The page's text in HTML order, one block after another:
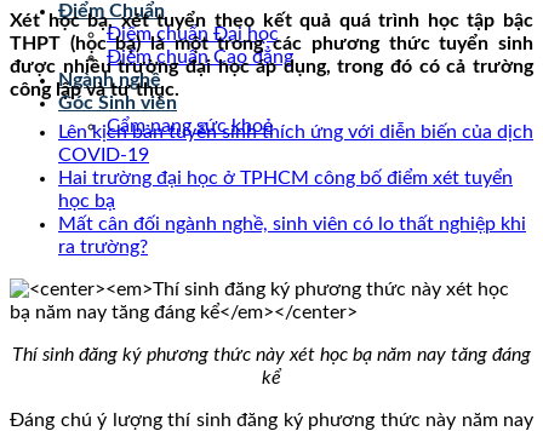
Điểm Chuẩn
Điểm chuẩn Đại học
Điểm chuẩn Cao đẳng
Ngành nghề
Góc Sinh viên
Cẩm nang sức khoẻ
Xét học bạ, xét tuyển theo kết quả quá trình học tập bậc
THPT (học bạ) là một trong các phương thức tuyển sinh
được nhiều trường đại học áp dụng, trong đó có cả trường
công lập và tư thục.
Lên kịch bản tuyển sinh thích ứng với diễn biến của dịch
COVID-19
Hai trường đại học ở TPHCM công bố điểm xét tuyển
học bạ
Mất cân đối ngành nghề, sinh viên có lo thất nghiệp khi
ra trường?
Thí sinh đăng ký phương thức này xét học bạ năm nay tăng đáng
kể
Đáng chú ý lượng thí sinh đăng ký phương thức này năm nay